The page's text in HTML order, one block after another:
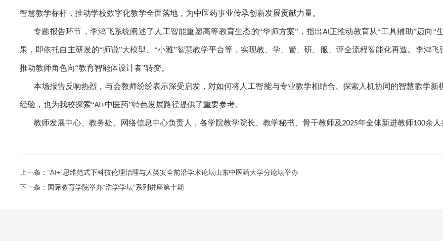
智慧教学标杆，推动学校数字化教学全面落地，为中医药事业传承创新发展贡献力量。
专题报告环节，李鸿飞系统阐述了人工智能重塑高等教育生态的“华师方案”，指出AI 正推动教育从“工具辅助”迈向“
果，即依托自主研发的“师说”大模型、“小雅”智慧教学平台等，实现教、学、管、研、服、评全流程智能化再造。李鸿
推动教师角色向“教育智能体设计者”转变。
本场报告反响热烈，与会教师纷纷表示深受启发，对如何将人工智能与专业教学相结合、探索人机协同的智慧教学
经验，也为我校探索“AI+中医药”特色发展路径提供了重要参考。
教师发展中心、教务处、网络信息中心负责人，各学院教学院长、教学秘书、骨干教师及2025年全体新进教师100余人
上一条：“AI+”思维范式下科技伦理治理与人类安全前沿学术论坛山东中医药大学分论坛举办
下一条：国际教育学院举办“浩学学坛”系列讲座第十期